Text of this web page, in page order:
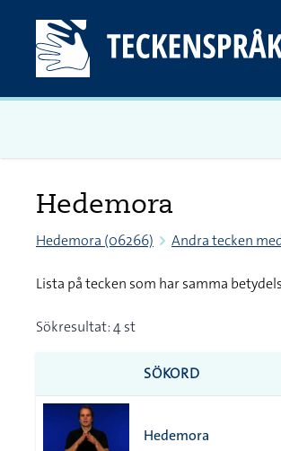
Hedemora
Hedemora (06266) Andra tecken
Lista på tecken som har samma
Sökresultat: 4 st
SÖKORD
Hedemora